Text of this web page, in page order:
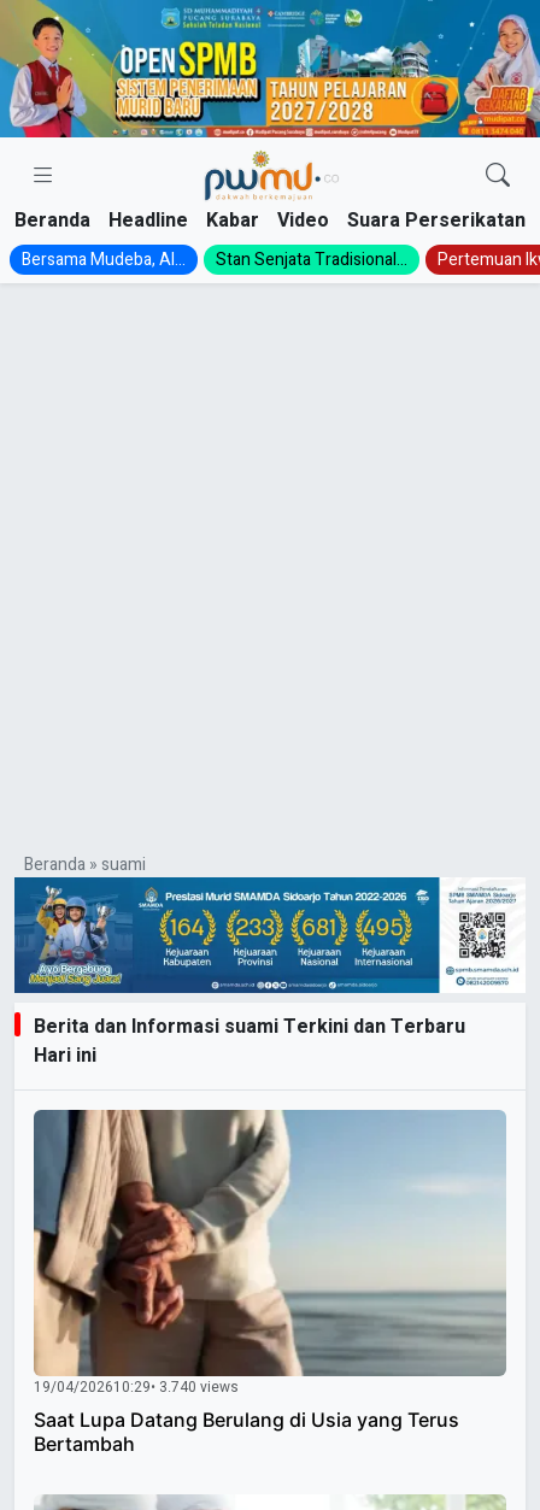
Skip
content
Beranda Headline Kabar Video Suara Perserikatan
Bersama Mudeba, Al... Stan Senjata Tradisional... Pertemuan
Beranda»suami
Berita dan Informasi suami Terkini dan Terbaru
Hari ini
19/04/202610:29• 3.740 views
Saat Lupa Datang Berulang di Usia yang Terus
Bertambah